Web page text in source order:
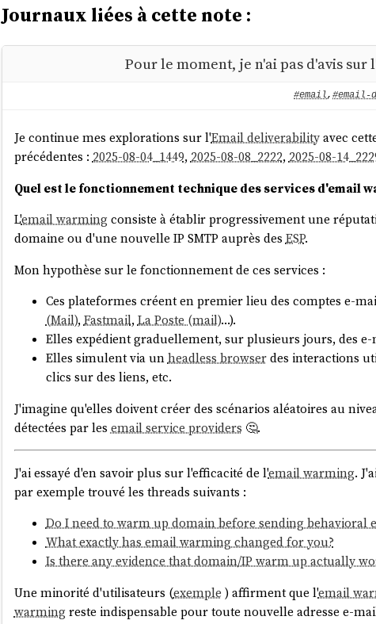
Journaux liées à cette note :
Pour le moment, je n'ai pas d'avis
#email,
Je continue mes explorations sur l'Email deliverabilityavec
précédentes : 2025-08-04_1449, 2025-08-08_2222, 2025-08-
Quel est le fonctionnement technique des services d'email
L'email warmingconsiste à établir progressivement une
domaine ou d'une nouvelle IP SMTP auprès des ESP.
Mon hypothèse sur le fonctionnement de ces services :
Ces plateformes créent en premier lieu des comptes e-
(Mail), Fastmail, La Poste (mail)…).
Elles expédient graduellement, sur plusieurs jours, des e-
Elles simulent via unheadless browserdes interactions
clics sur des liens, etc.
J'imagine qu'elles doivent créer des scénarios aléatoires au
détectées par les email service providers 🤔.
J'ai essayé d'en savoir plus sur l'efficacité de l'email warming.
par exemple trouvé les threads suivants :
Do I need to warm up domain before sending behavioral
What exactly has email warming changed for you?
Is there any evidence that domain/IP warm up actually
Une minorité d'utilisateurs (exemple ) affirment que l'email
warmingreste indispensable pour toute nouvelle adresse e-